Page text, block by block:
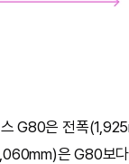
G80은 전폭
은 G80보